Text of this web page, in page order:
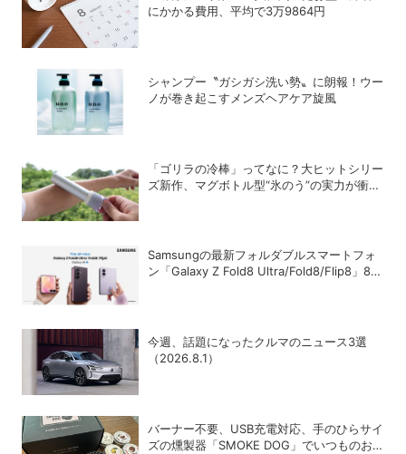
にかかる費用、平均で3万9864円
シャンプー〝ガシガシ洗い勢〟に朗報！ウー
ノが巻き起こすメンズヘアケア旋風
「ゴリラの冷棒」ってなに？大ヒットシリー
ズ新作、マグボトル型“氷のう”の実力が衝撃
Samsungの最新フォルダブルスマートフォ
ン「Galaxy Z Fold8 Ultra/Fold8/Flip8」8月
今週、話題になったクルマのニュース3選
（2026.8.1）
バーナー不要、USB充電対応、手のひらサイ
ズの燻製器「SMOKE DOG」でいつものお